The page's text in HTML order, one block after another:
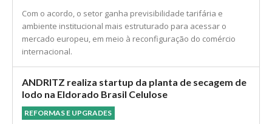
Com o acordo, o setor ganha previsibilidade tarifária e
ambiente institucional mais estruturado para acessar o
mercado europeu, em meio à reconfiguração do comércio
internacional.
ANDRITZ realiza startup da planta de secagem de
lodo na Eldorado Brasil Celulose
REFORMAS E UPGRADES